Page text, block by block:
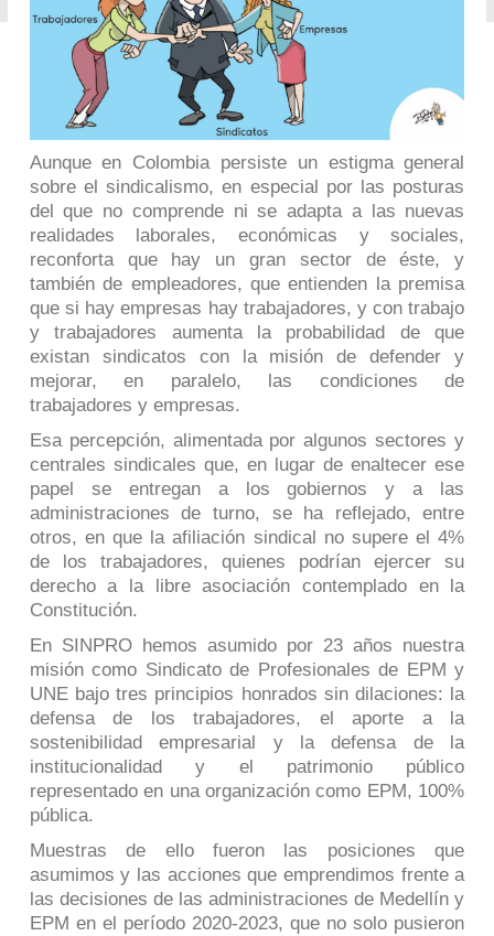
Aunque en Colombia persiste un estigma general
sobre el sindicalismo, en especial por las posturas
del que no comprende ni se adapta a las nuevas
realidades laborales, económicas y sociales,
reconforta que hay un gran sector de éste, y
también de empleadores, que entienden la premisa
que si hay empresas hay trabajadores, y con trabajo
y trabajadores aumenta la probabilidad de que
existan sindicatos con la misión de defender y
mejorar, en paralelo, las condiciones de
trabajadores y empresas.
Esa percepción, alimentada por algunos sectores y
centrales sindicales que, en lugar de enaltecer ese
papel se entregan a los gobiernos y a las
administraciones de turno, se ha reflejado, entre
otros, en que la afiliación sindical no supere el 4%
de los trabajadores, quienes podrían ejercer su
derecho a la libre asociación contemplado en la
Constitución.
En SINPRO hemos asumido por 23 años nuestra
misión como Sindicato de Profesionales de EPM y
UNE bajo tres principios honrados sin dilaciones: la
defensa de los trabajadores, el aporte a la
sostenibilidad empresarial y la defensa de la
institucionalidad y el patrimonio público
representado en una organización como EPM, 100%
pública.
Muestras de ello fueron las posiciones que
asumimos y las acciones que emprendimos frente a
las decisiones de las administraciones de Medellín y
EPM en el período 2020-2023, que no solo pusieron